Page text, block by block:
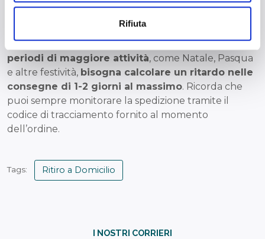
analizzare il nostro traffico. Condividiamo inoltre
informazioni sul modo in cui utilizza il nostro sito con i
nostri partner che si occupano di analisi dei dati web,
pubblicità e social media, i quali potrebbero combinarle
con altre informazioni che ha fornito loro o che hanno
raccolto dal suo utilizzo dei loro servizi.
Rifiuta
ritardi né intoppi di alcun tipo è fondamentale che
l’indirizzo sia indicato in modo preciso e corretto. Nei
periodi di maggiore attività, come Natale, Pasqua
e altre festività, bisogna calcolare un ritardo nelle
consegne di 1-2 giorni al massimo. Ricorda che
puoi sempre monitorare la spedizione tramite il
codice di tracciamento fornito al momento
dell’ordine.
Tags: Ritiro a Domicilio
I NOSTRI CORRIERI